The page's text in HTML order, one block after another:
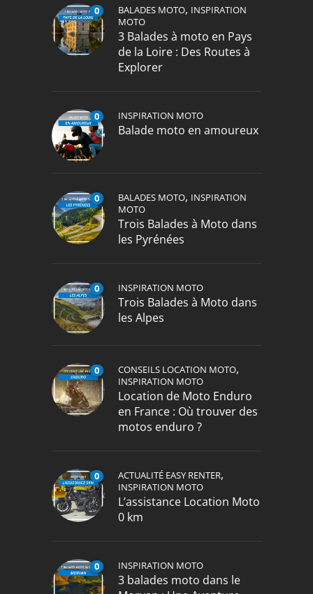
0 BALADES MOTO, INSPIRATION
MOTO
3 Balades à moto en Pays
de la Loire : Des Routes à
Explorer
0 INSPIRATION MOTO
Balade moto en amoureux
0 BALADES MOTO, INSPIRATION
MOTO
Trois Balades à Moto dans
les Pyrénées
0 INSPIRATION MOTO
Trois Balades à Moto dans
les Alpes
0 CONSEILS LOCATION MOTO,
INSPIRATION MOTO
Location de Moto Enduro
en France : Où trouver des
motos enduro ?
0 ACTUALITÉ EASY RENTER,
INSPIRATION MOTO
L’assistance Location Moto
0 km
0 INSPIRATION MOTO
3 balades moto dans le